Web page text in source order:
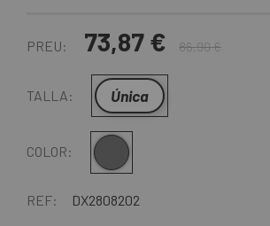
PREU: 73,87 € 86,90 €
TALLA: Única
COLOR:
REF: DX2808202